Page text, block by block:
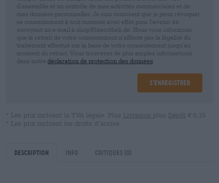
d’ensemble et un contrôle de mes activités commerciales et de
mes données personnelles. Je suis conscient que je peux révoquer
ce consentement à tout moment avec effet pour l’avenir en
envoyant un e-mail à shop@bierothek.de. Nous vous informons
que le retrait de votre consentement n’affecte pas la légalité du
traitement effectué sur la base de votre consentement jusqu’au
moment du retrait. Vous trouverez de plus amples informations
dans notre déclaration de protection des données
S’enregistrer
* Les prix incluent la TVA légale. Plus Livraison plus Dépôt € 0,15
* Les prix incluent les droits d’accise
Description Info Critiques (0)